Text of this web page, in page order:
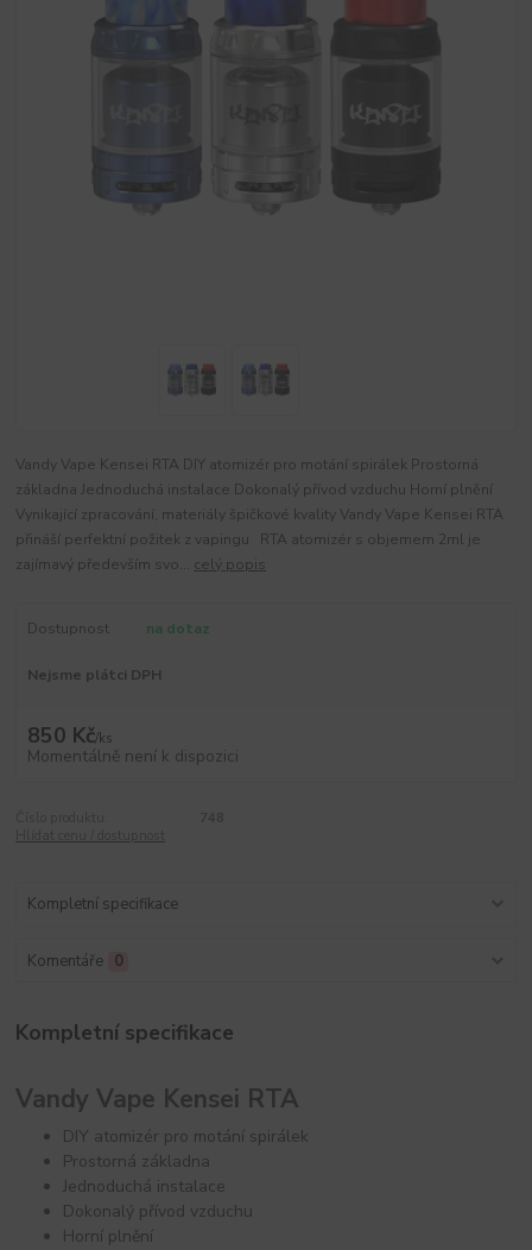
Vandy Vape Kensei RTA DIY atomizér pro motání spirálek Prostorná
základna Jednoduchá instalace Dokonalý přívod vzduchu Horní plnění
Vynikající zpracování, materiály špičkové kvality Vandy Vape Kensei RTA
přináší perfektní požitek z vapingu RTA atomizér s objemem 2ml je
zajímavý především svo... celý popis
Dostupnost na dotaz
Nejsme plátci DPH
850 Kč/ks
Momentálně není k dispozici
Kompletní specifikace
Komentáře 0
Kompletní specifikace
Vandy Vape Kensei RTA
DIY atomizér pro motání spirálek
Prostorná základna
Jednoduchá instalace
Dokonalý přívod vzduchu
Horní plnění